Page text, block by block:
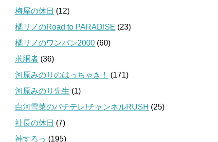
梅屋の休日 (12)
橘リノのRoad to PARADISE (23)
橘リノのワンパン2000 (60)
求胴者 (36)
河原みのりのはっちゃき！
(171)
河原みのり先生 (1)
白河雪菜のパチテレ!チャンネルRUSH (25)
社長の休日 (7)
神すろっ (195)